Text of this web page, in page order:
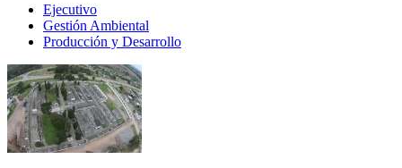
Ejecutivo
Gestión Ambiental
Producción y Desarrollo